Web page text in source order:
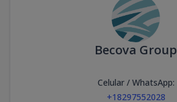
Becova Group
Celular / WhatsApp:
+18297552028